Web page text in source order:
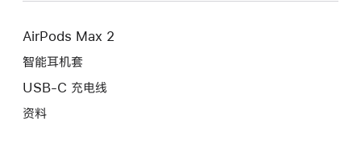
AirPods Max 2
智能耳机套
USB-C 充电线
资料